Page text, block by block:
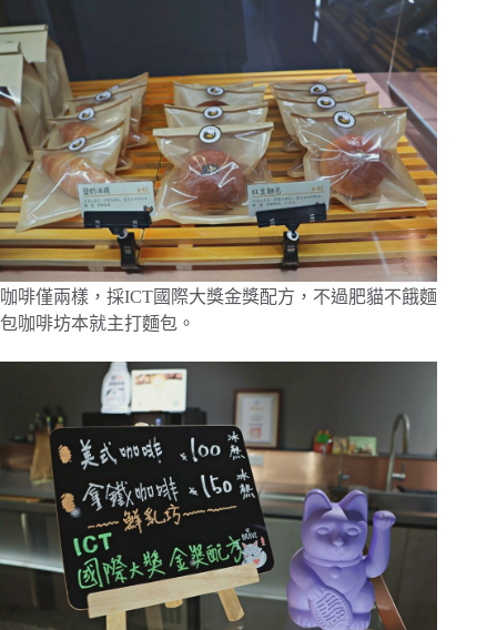
咖啡僅兩樣，採ICT國際大獎金獎配方，不過肥貓不餓麵
包咖啡坊本就主打麵包。